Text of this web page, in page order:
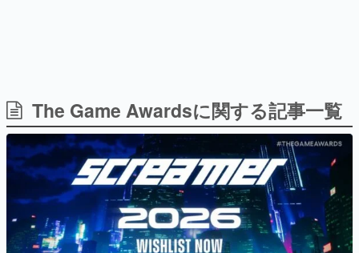
日本のコンテンツ産業やカルチャーに与えた影響を探る企
画です。
日本モバイルゲーム産業史
日本のモバイルゲーム史における主要なトピック・タイト
ルを網羅するほか、開発者へのインタビューや識者による
解説を掲載。約20年の歴史が一望できる決定版！
若ゲのいたり〜ゲームクリエイターの青春〜
『うつヌケ』『ペンと箸』等で知られるマンガ家・田中圭
一先生によるゲーム業界レポートマンガです。
The Game Awardsに関する記事一覧